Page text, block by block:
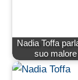
Nadia Toffa
suo malore